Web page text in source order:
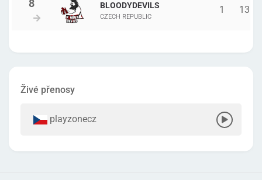
Živé přenosy
playzonecz
BLOODYDEVILS
CZECH REPUBLIC
1 13